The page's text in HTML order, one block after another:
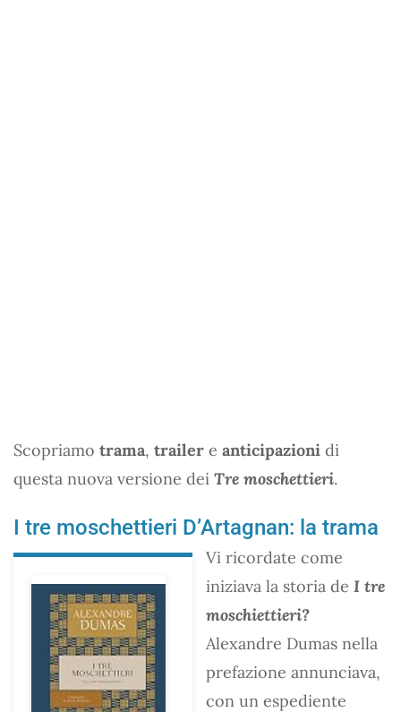
Scopriamo trama, trailer e anticipazioni di
questa nuova versione dei Tre moschettieri.
I tre moschettieri D’Artagnan: la trama
Vi ricordate come
iniziava la storia de I tre
moschiettieri?
Alexandre Dumas nella
prefazione annunciava,
con un espediente